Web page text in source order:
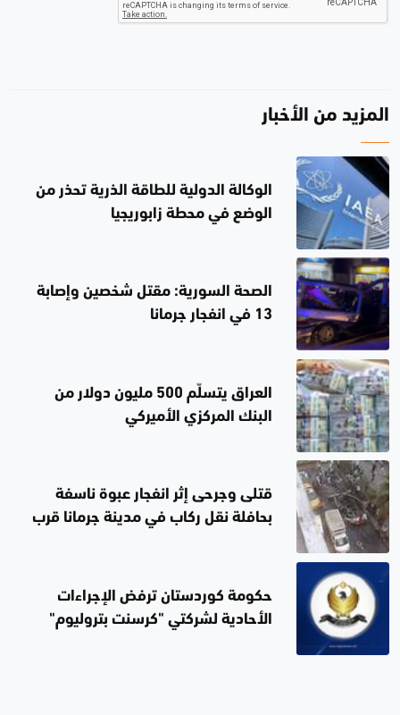
المزيد من الأخبار
الوكالة الدولية للطاقة الذرية تحذر من
الوضع في محطة زابوريجيا
الصحة السورية: مقتل شخصين وإصابة
13 في انفجار جرمانا
العراق يتسلّم 500 مليون دولار من
البنك المركزي الأميركي
قتلى وجرحى إثر انفجار عبوة ناسفة
بحافلة نقل ركاب في مدينة جرمانا قرب
حكومة كوردستان ترفض الإجراءات
الأحادية لشركتي "كرسنت بتروليوم"